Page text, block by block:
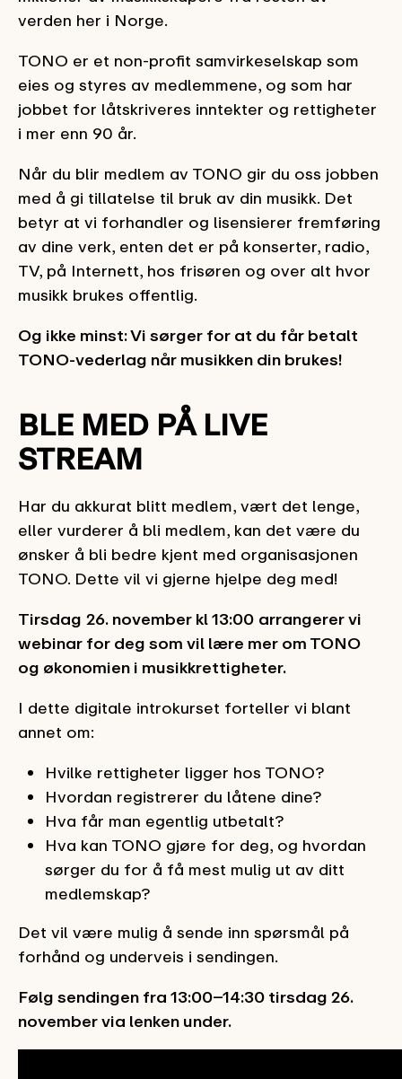
verden her i Norge.
TONO er et non-profit samvirkeselskap som
eies og styres av medlemmene, og som har
jobbet for låtskriveres inntekter og rettigheter
i mer enn 90 år.
Når du blir medlem av TONO gir du oss jobben
med å gi tillatelse til bruk av din musikk. Det
betyr at vi forhandler og lisensierer fremføring
av dine verk, enten det er på konserter, radio,
TV, på Internett, hos frisøren og over alt hvor
musikk brukes offentlig.
Og ikke minst: Vi sørger for at du får betalt
TONO-vederlag når musikken din brukes!
BLE MED PÅ LIVE
STREAM
Har du akkurat blitt medlem, vært det lenge,
eller vurderer å bli medlem, kan det være du
ønsker å bli bedre kjent med organisasjonen
TONO. Dette vil vi gjerne hjelpe deg med!
Tirsdag 26. november kl 13:00 arrangerer vi
webinar for deg som vil lære mer om TONO
og økonomien i musikkrettigheter.
I dette digitale introkurset forteller vi blant
annet om:
Hvilke rettigheter ligger hos TONO?
Hvordan registrerer du låtene dine?
Hva får man egentlig utbetalt?
Hva kan TONO gjøre for deg, og hvordan
sørger du for å få mest mulig ut av ditt
medlemskap?
Det vil være mulig å sende inn spørsmål på
forhånd og underveis i sendingen.
Følg sendingen fra 13:00–14:30 tirsdag 26.
november via lenken under.